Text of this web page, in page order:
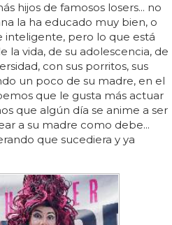
hijos de famosos losers... no
la ha educado muy bien, o
inteligente, pero lo que está
la vida, de su adolescencia, de
con sus porritos, sus
un poco de su madre, en el
que le gusta más actuar
que algún día se anime a ser
a su madre como debe...
que sucediera y ya